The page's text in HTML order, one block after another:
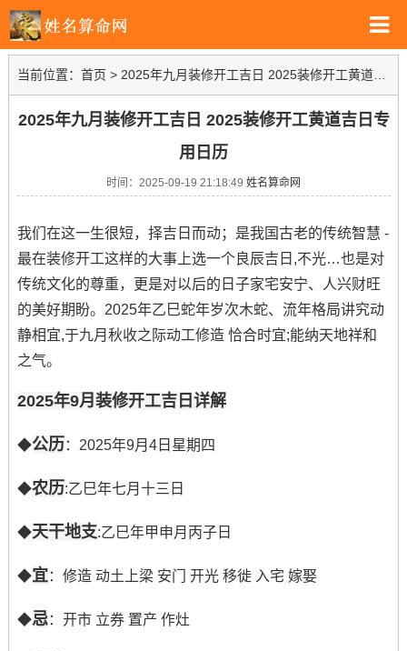
当前位置： 首页 > 2025年九月装修开工吉日 2025装修开工黄道吉日专用日历
2025年九月装修开工吉日 2025装修开工黄道吉日专
用日历
时间：2025-09-19 21:18:49 姓名算命网
我们在这一生很短，择吉日而动；是我国古老的传统智慧 -
最在装修开工这样的大事上选一个良辰吉日,不光…也是对
传统文化的尊重，更是对以后的日子家宅安宁、人兴财旺
的美好期盼。2025年乙巳蛇年岁次木蛇、流年格局讲究动
静相宜,于九月秋收之际动工修造 恰合时宜;能纳天地祥和
之气。
2025年9月装修开工吉日详解
◆公历 ：2025年9月4日星期四
◆农历:乙巳年七月十三日
◆天干地支:乙巳年甲申月丙子日
◆宜：修造 动土上梁 安门 开光 移徙 入宅 嫁娶
◆忌：开市 立券 置产 作灶